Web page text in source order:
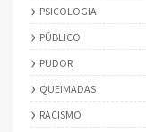
PSICOLOGIA
PÚBLICO
PUDOR
QUEIMADAS
RACISMO